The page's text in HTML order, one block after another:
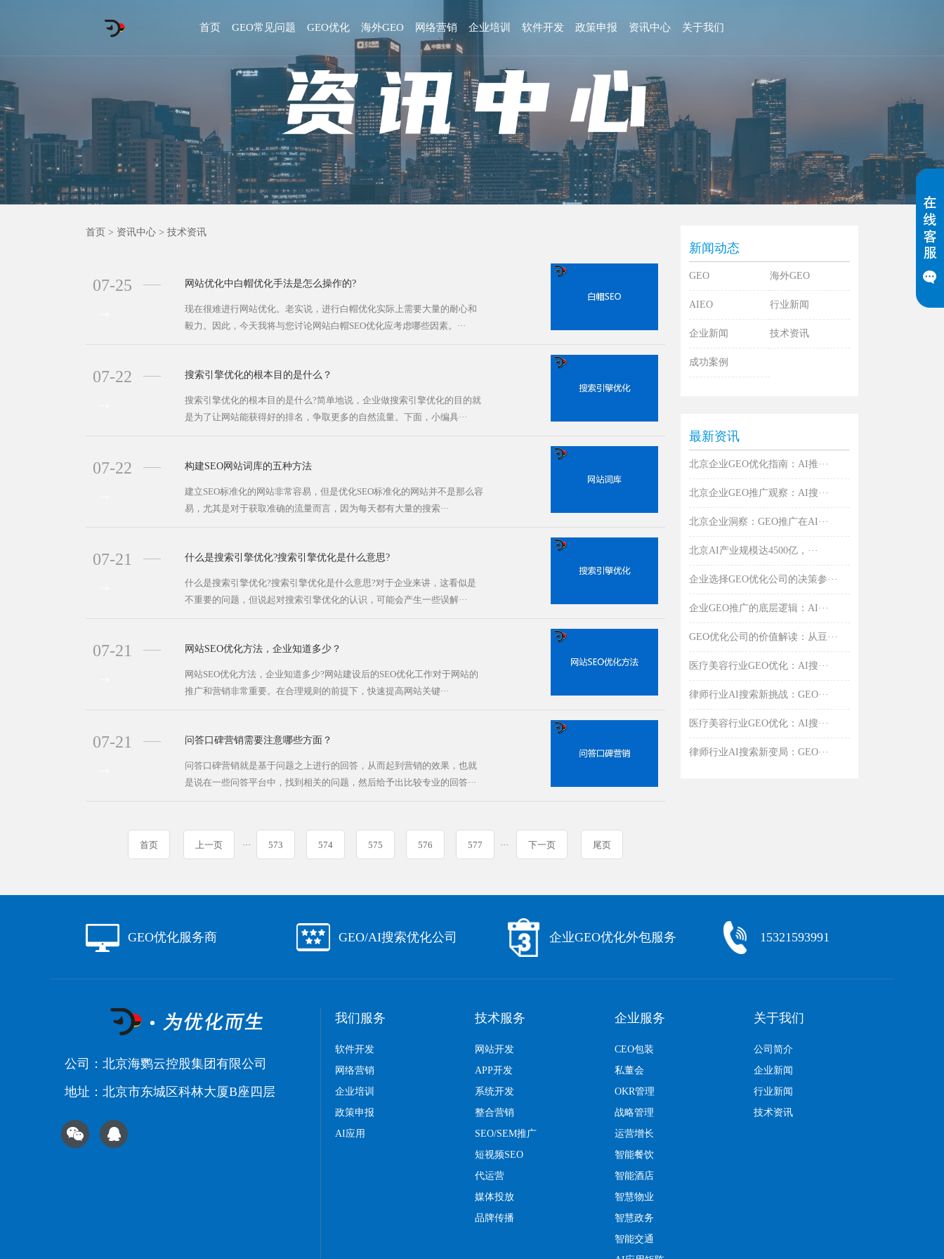
首页 GEO常见问题 GEO优化 海外GEO 网络营销 企业培训 软件开发 政策申报 资讯中心 关于我们
首页 > 资讯中心 > 技术资讯
07-25 网站优化中白帽优化手法是怎么操作的?
现在很难进行网站优化。老实说，进行白帽优化实际上需要大量的耐心和
毅力。因此，今天我将与您讨论网站白帽SEO优化应考虑哪些因素。···
07-22 搜索引擎优化的根本目的是什么？
搜索引擎优化的根本目的是什么?简单地说，企业做搜索引擎优化的目的就
是为了让网站能获得好的排名，争取更多的自然流量。下面，小编具···
07-22 构建SEO网站词库的五种方法
建立SEO标准化的网站非常容易，但是优化SEO标准化的网站并不是那么容
易，尤其是对于获取准确的流量而言，因为每天都有大量的搜索···
07-21 什么是搜索引擎优化?搜索引擎优化是什么意思?
什么是搜索引擎优化?搜索引擎优化是什么意思?对于企业来讲，这看似是
不重要的问题，但说起对搜索引擎优化的认识，可能会产生一些误解···
07-21 网站SEO优化方法，企业知道多少？
网站SEO优化方法，企业知道多少?网站建设后的SEO优化工作对于网站的
推广和营销非常重要。在合理规则的前提下，快速提高网站关键···
07-21 问答口碑营销需要注意哪些方面？
问答口碑营销就是基于问题之上进行的回答，从而起到营销的效果，也就
是说在一些问答平台中，找到相关的问题，然后给予出比较专业的回答···
首页 上一页 ··· 573 574 575 576 577 ··· 下一页 尾页
新闻动态
GEO 海外GEO
AIEO 行业新闻
企业新闻 技术资讯
成功案例
最新资讯
北京企业GEO优化指南：AI推···
北京企业GEO推广观察：AI搜···
北京企业洞察：GEO推广在AI···
北京AI产业规模达4500亿，···
企业选择GEO优化公司的决策参···
企业GEO推广的底层逻辑：AI···
GEO优化公司的价值解读：从豆···
医疗美容行业GEO优化：AI搜···
律师行业AI搜索新挑战：GEO···
医疗美容行业GEO优化：AI搜···
律师行业AI搜索新变局：GEO···
GEO优化服务商 GEO/AI搜索优化公司 企业GEO优化外包服务 15321593991
公司：北京海鹦云控股集团有限公司
地址：北京市东城区科林大厦B座四层
我们服务
软件开发
网络营销
企业培训
政策申报
AI应用
技术服务
网站开发
APP开发
系统开发
整合营销
SEO/SEM推广
短视频SEO
代运营
媒体投放
品牌传播
企业服务
CEO包装
私董会
OKR管理
战略管理
运营增长
智能餐饮
智能酒店
智慧物业
智慧政务
智能交通
关于我们
公司简介
企业新闻
行业新闻
技术资讯